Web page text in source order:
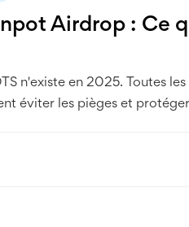
Airdrop : Ce
n'existe en 2025. Toutes
éviter les pièges et